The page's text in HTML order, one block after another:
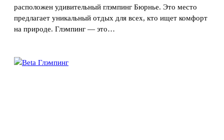
расположен удивительный глэмпинг Бюрнье. Это место
предлагает уникальный отдых для всех, кто ищет комфорт
на природе. Глэмпинг — это…